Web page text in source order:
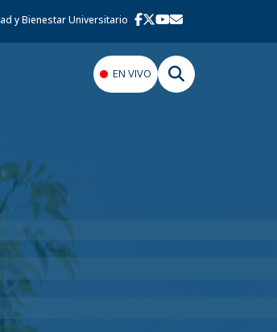
y Bienestar Universitario
EN VIVO